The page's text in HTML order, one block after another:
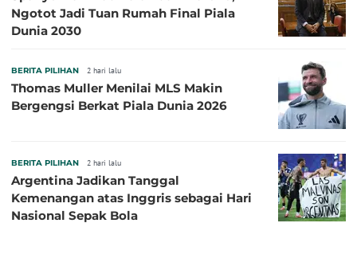
Ngotot Jadi Tuan Rumah Final Piala
Dunia 2030
BERITA PILIHAN 2 hari lalu
Thomas Muller Menilai MLS Makin
Bergengsi Berkat Piala Dunia 2026
BERITA PILIHAN 2 hari lalu
Argentina Jadikan Tanggal
Kemenangan atas Inggris sebagai Hari
Nasional Sepak Bola